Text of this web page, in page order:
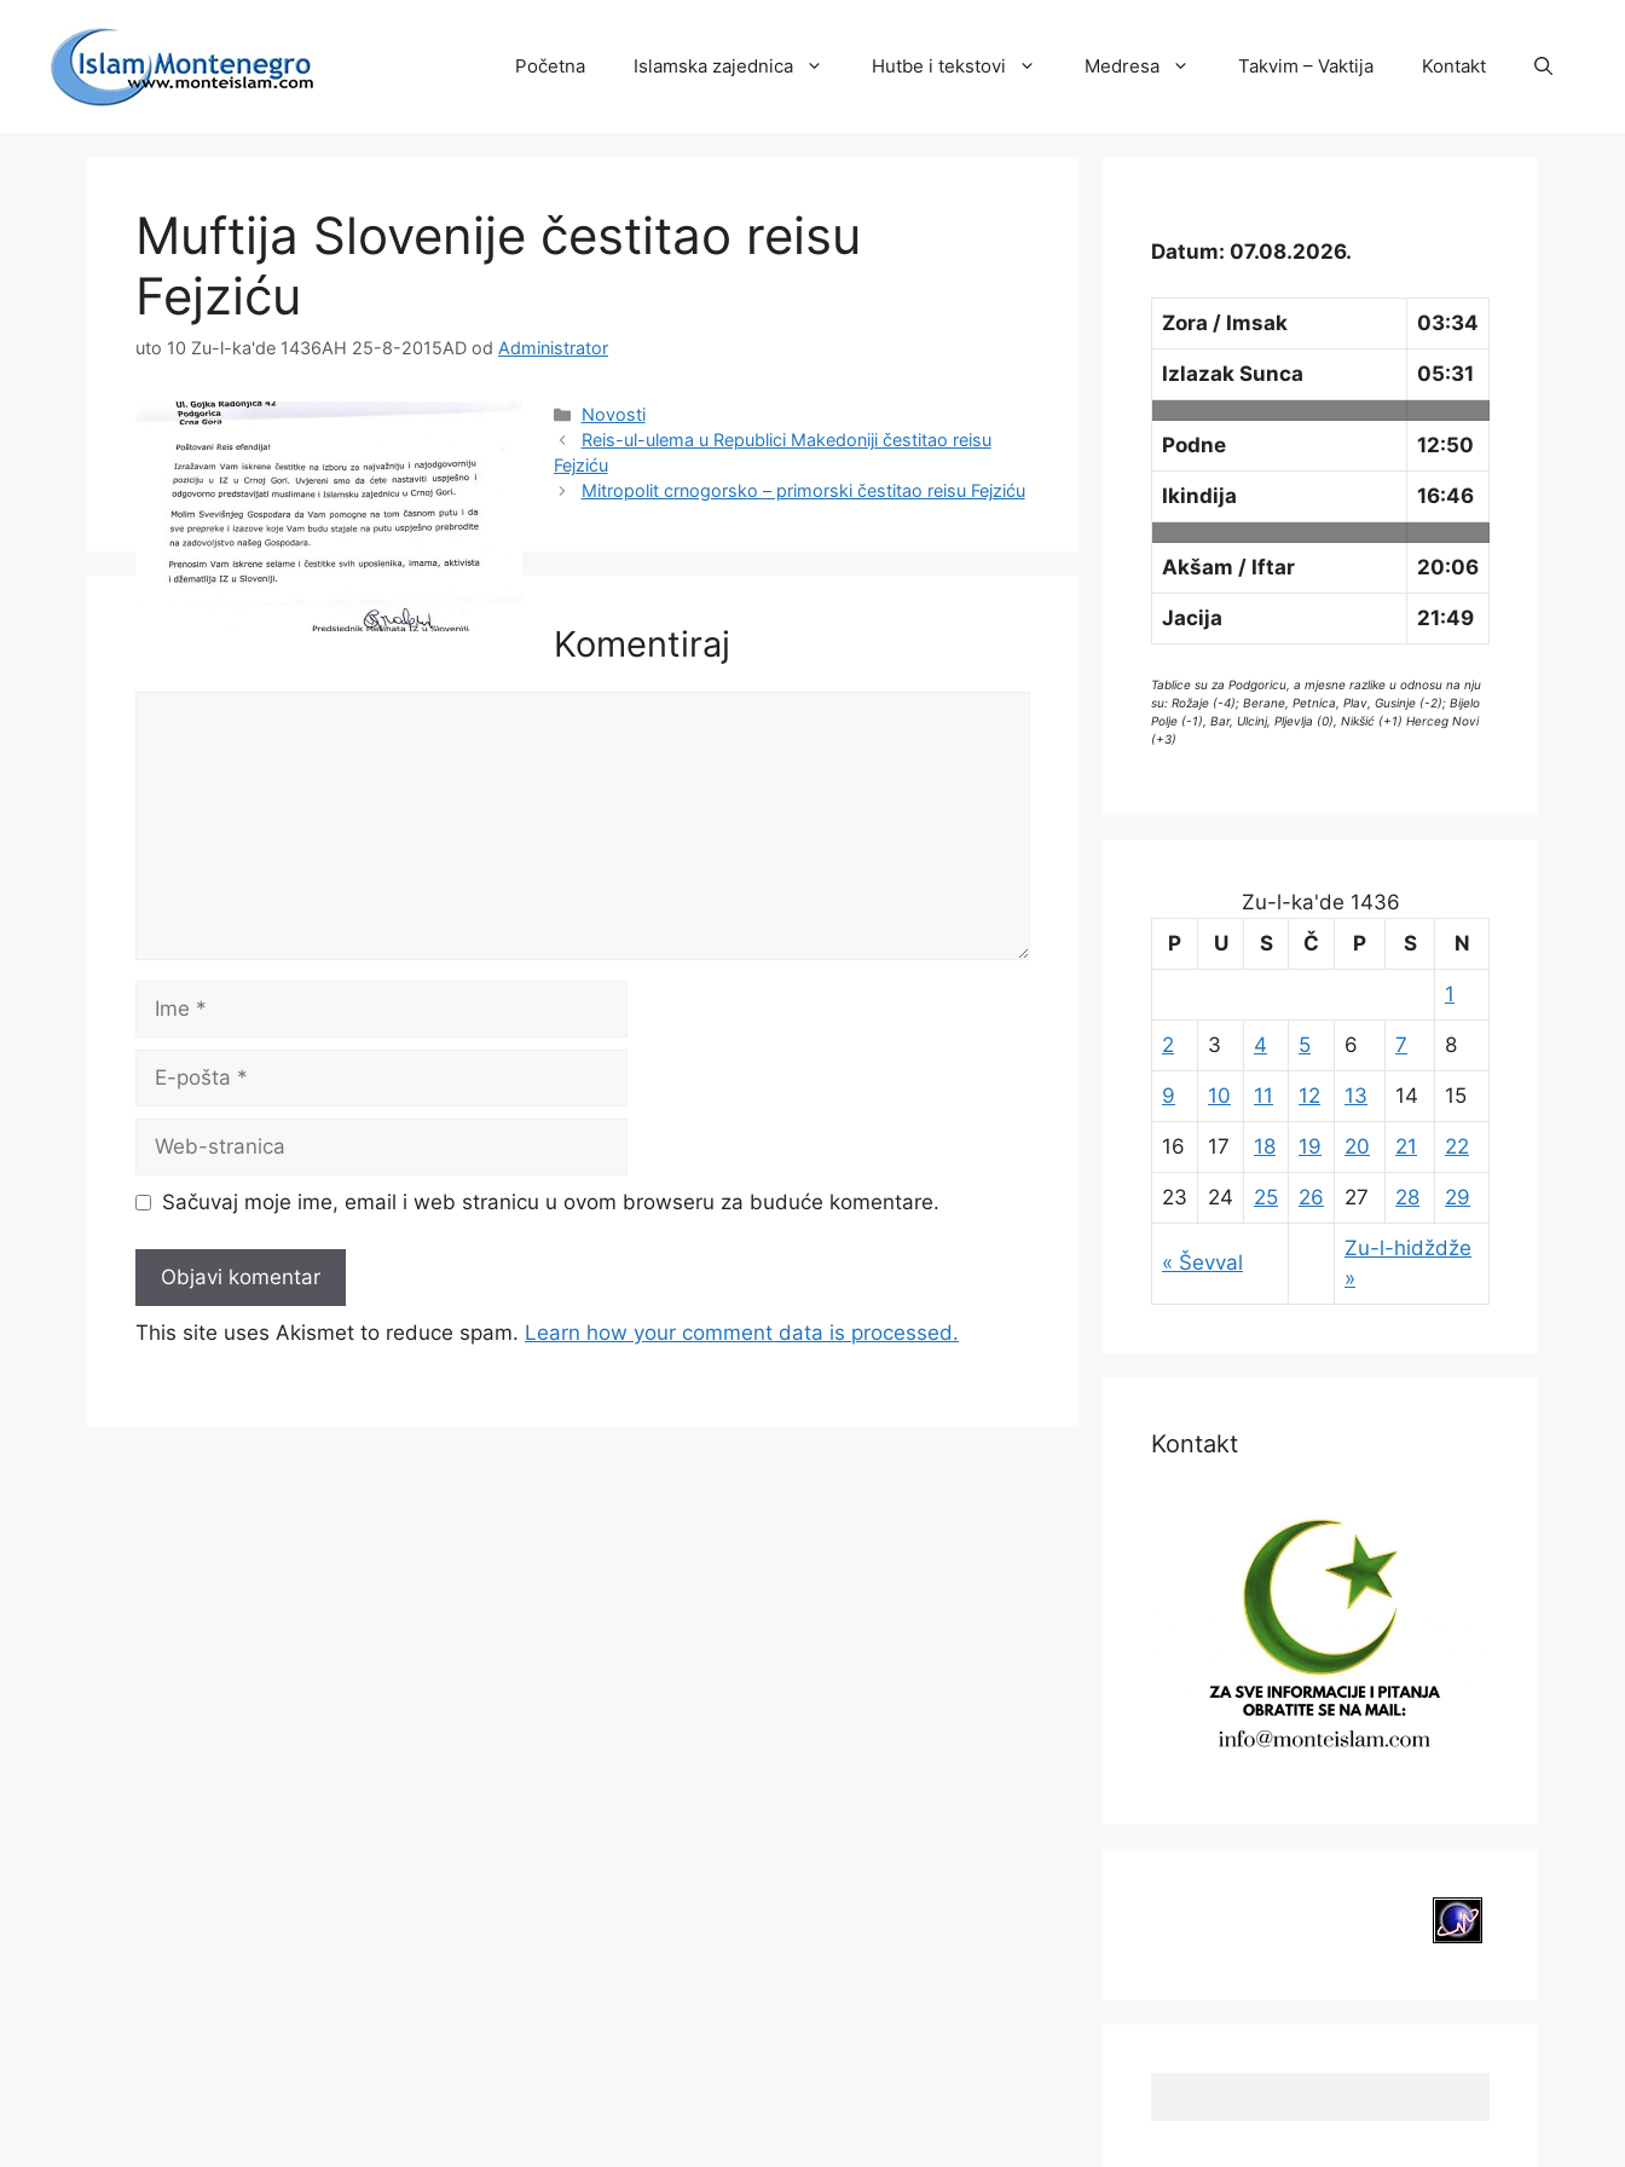
sadržaj
Početna Islamska zajednica Hutbe i tekstovi Medresa Takvim – Vaktija Kontakt
Muftija Slovenije čestitao reisu
Fejziću
uto 10 Zu-l-ka'de 1436AH 25-8-2015AD od Administrator
Kategorije
Novosti
Reis-ul-ulema u Republici Makedoniji čestitao reisu
Fejziću
Mitropolit crnogorsko – primorski čestitao reisu Fejziću
Komentiraj
Ime
pošta
Web-
Sačuvaj moje ime, email i web stranicu u ovom browseru za buduće komentare.
This site uses Akismet to reduce spam. Learn how your comment data is processed.
Datum: 07.08.2026.
Zora / Imsak 03:34
Izlazak Sunca 05:31
Podne 12:50
Ikindija 16:46
Akšam / Iftar 20:06
Jacija 21:49
Tablice su za Podgoricu, a mjesne razlike u odnosu na nju
su: Rožaje (-4); Berane, Petnica, Plav, Gusinje (-2); Bijelo
Polje (-1), Bar, Ulcinj, Pljevlja (0), Nikšić (+1) Herceg Novi
(+3)
Zu-l-ka'de 1436
P
U S Č P S N
« Ševval
Zu-l-hidždže
»
1
2 3 4 5 6 7 8
9 10 11 12 13 14 15
16 17 18 19 20 21 22
23 24 25 26 27 28 29
Kontakt